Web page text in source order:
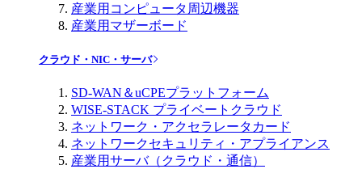
産業用コンピュータ周辺機器
産業用マザーボード
クラウド・NIC・サーバ
SD-WAN＆uCPEプラットフォーム
WISE-STACK プライベートクラウド
ネットワーク・アクセラレータカード
ネットワークセキュリティ・アプライアンス
産業用サーバ（クラウド・通信）